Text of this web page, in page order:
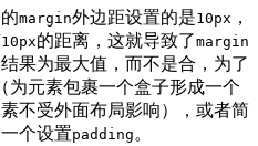
margin外边距设置的是10px ，
10px的距离，这就导致了margin
果为最大值，而不是合，为了
为元素包裹一个盒子形成一个
不受外面布局影响），或者简
一个设置padding 。